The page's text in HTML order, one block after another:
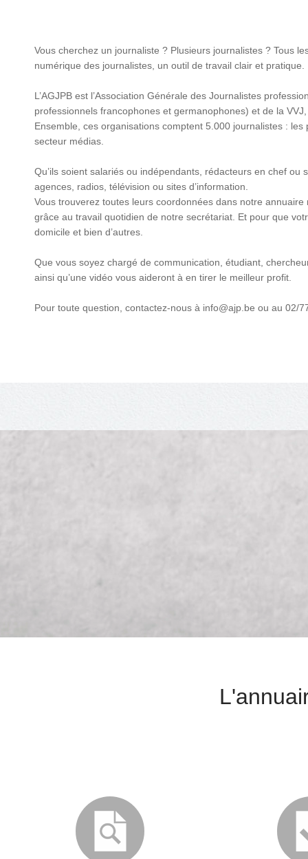
Vous cherchez un journaliste ? Plusieurs journalistes ? Tous
numérique des journalistes, un outil de travail clair et pratique.
L’AGJPB est l’Association Générale des Journalistes
professionnels francophones et germanophones) et de la
Ensemble, ces organisations comptent 5.000 journalistes :
secteur médias.
Qu’ils soient salariés ou indépendants, rédacteurs en chef
agences, radios, télévision ou sites d’information.
Vous trouverez toutes leurs coordonnées dans notre
grâce au travail quotidien de notre secrétariat. Et pour que
domicile et bien d’autres.
Que vous soyez chargé de communication, étudiant,
ainsi qu’une vidéo vous aideront à en tirer le meilleur profit.
Pour toute question, contactez-nous à info@ajp.be ou au 02/